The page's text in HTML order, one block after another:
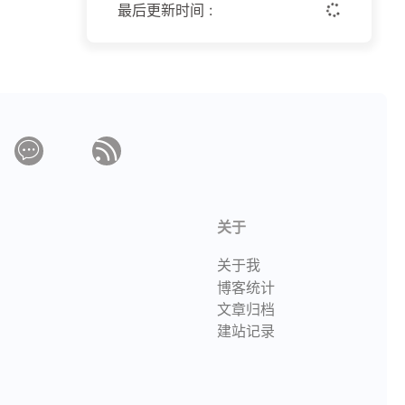
最后更新时间 :
关于
关于我
博客统计
文章归档
建站记录